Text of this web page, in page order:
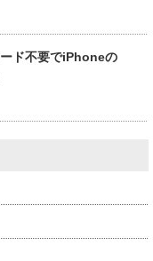
ド不要でiPhoneの